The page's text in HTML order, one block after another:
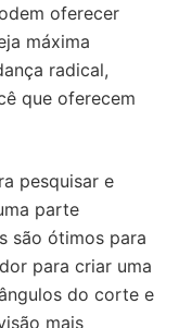
oferecer
máxima
radical,
que oferecem
pesquisar e
parte
são ótimos para
para criar uma
do corte e
mais